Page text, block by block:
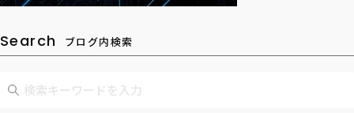
Search ブログ内検索